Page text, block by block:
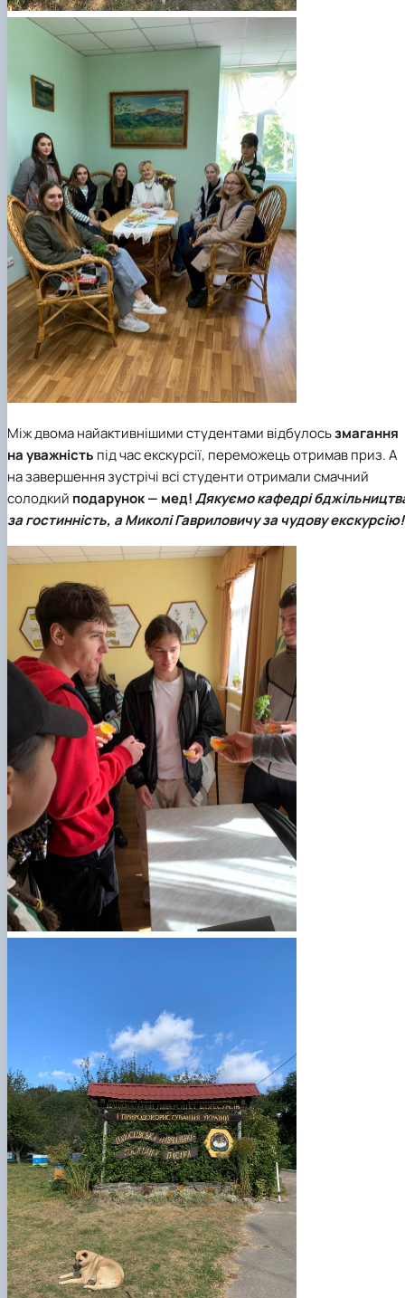
Між двома найактивнішими студентами відбулосьзмагання
на уважність під час екскурсії, переможець отримав приз. А
на завершення зустрічі всі студенти отримали смачний
солодкий подарунок — мед!Дякуємо кафедрі
за гостинність, а Миколі Гавриловичу за чудову екскурсію!